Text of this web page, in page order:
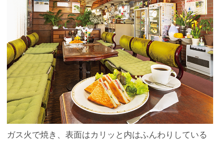
ガス火で焼き、表面はカリッと内はふんわりしている